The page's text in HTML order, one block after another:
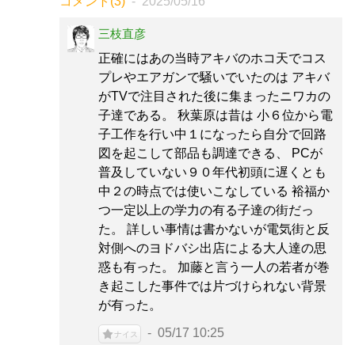
三枝直彦
正確にはあの当時アキバのホコ天でコス
プレやエアガンで騒いでいたのは アキバ
がTVで注目された後に集まったニワカの
子達である。 秋葉原は昔は 小６位から電
子工作を行い中１になったら自分で回路
図を起こして部品も調達できる、 PCが
普及していない９０年代初頭に遅くとも
中２の時点では使いこなしている 裕福か
つ一定以上の学力の有る子達の街だっ
た。 詳しい事情は書かないが電気街と反
対側へのヨドバシ出店による大人達の思
惑も有った。 加藤と言う一人の若者が巻
き起こした事件では片づけられない背景
が有った。
ナイス 05/17 10:25